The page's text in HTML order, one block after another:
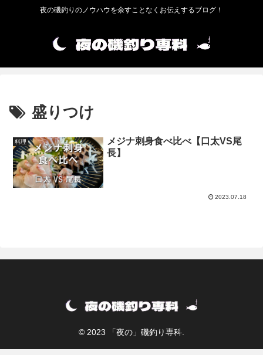
夜の磯釣りのノウハウを余すことなくお伝えするブログ！
盛りつけ
料理
メジナ刺身食べ比べ【口太VS尾
長】
2023.07.18
© 2023 「夜の」磯釣り専科.